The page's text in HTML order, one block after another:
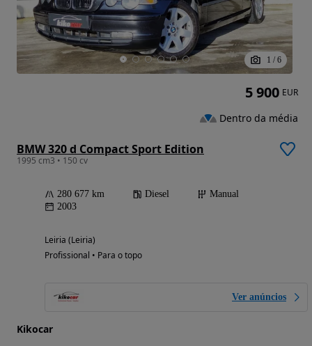
1 / 6
BMW 320 d Compact Sport Edition
1995 cm3 • 150 cv
280 677 km Diesel
Manual
2003
Leiria (Leiria)
Profissional • Para o topo
Ver anúncios
Kikocar
5 900 EUR
Dentro da média